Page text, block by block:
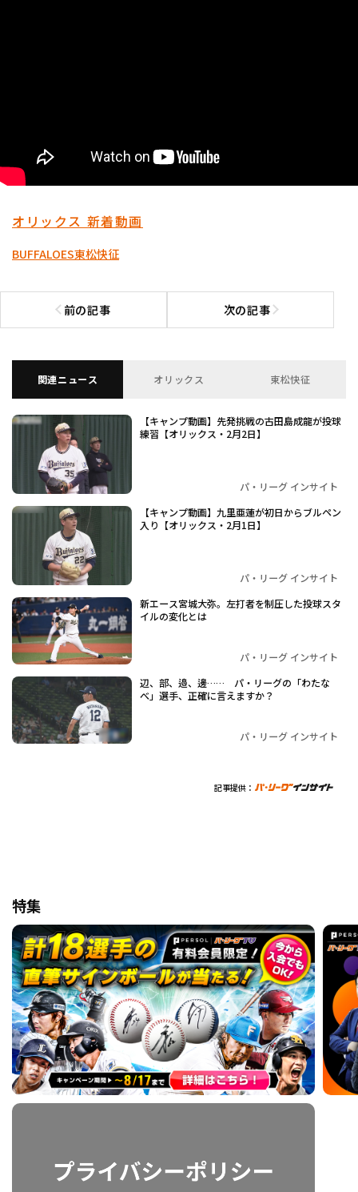
オリックス 新着動画
BUFFALOES東松快征
前の記事
前の記事へ 次の記事次の記事へ
関連ニュース オリックス 東松快征
【キャンプ動画】先発挑戦の古田島成龍が投球
練習【オリックス・2月2日】
パ・リーグ インサイト
【キャンプ動画】九里亜蓮が初日からブルペン
入り【オリックス・2月1日】
パ・リーグ インサイト
新エース宮城大弥。左打者を制圧した投球スタ
イルの変化とは
パ・リーグ インサイト
辺、部、邉、邊…… パ・リーグの「わたな
べ」選手、正確に言えますか？
パ・リーグ インサイト
記事提供：
特集